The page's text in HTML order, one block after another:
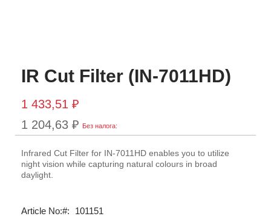
IR Cut Filter (IN-7011HD)
1 433,51 ₽
1 204,63 ₽
Infrared Cut Filter for IN-7011HD enables you to utilize
night vision while capturing natural colours in broad
daylight.
Article No:
101151